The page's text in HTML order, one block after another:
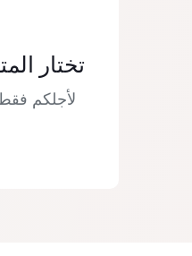
تختار
لأجلكم